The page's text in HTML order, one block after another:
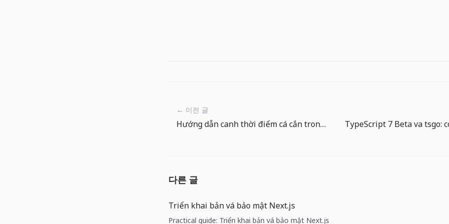
← 이전 글
Hướng dẫn canh thời điểm cá cắn trong The Big One: biến chờ đợi thành kỹ năng
다른 글
Triển khai bản vá bảo mật Next.js
Practical guide: Triển khai bản vá bảo mật Next.js